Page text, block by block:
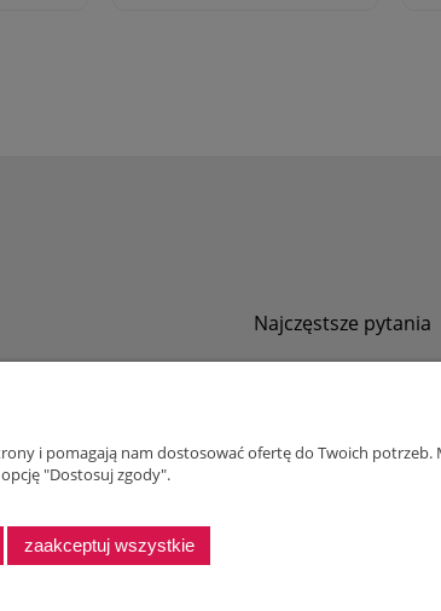
dla firm
Najczęstsze pytania
i pomagają nam dostosować ofertę do Twoich
"Dostosuj zgody".
zaakceptuj wszystkie